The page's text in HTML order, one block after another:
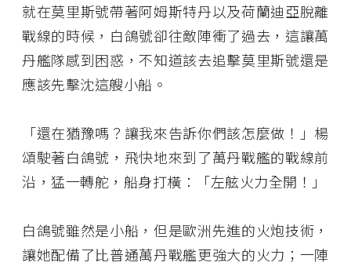
就在莫里斯號帶著阿姆斯特丹以及荷蘭迪亞脫離
戰線的時候，白鴿號卻往敵陣衝了過去，這讓萬
丹艦隊感到困惑，不知道該去追擊莫里斯號還是
應該先擊沈這艘小船。
「還在猶豫嗎？讓我來告訴你們該怎麼做！」楊
頌駛著白鴿號，飛快地來到了萬丹戰艦的戰線前
沿，猛一轉舵，船身打橫：「左舷火力全開！」
白鴿號雖然是小船，但是歐洲先進的火炮技術，
讓她配備了比普通萬丹戰艦更強大的火力；一陣